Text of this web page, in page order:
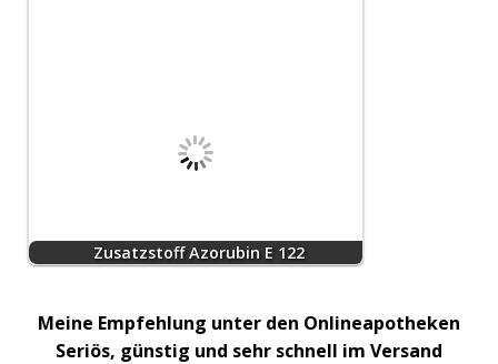
Zusatzstoff Azorubin E 122
Meine Empfehlung unter den Onlineapotheken
Seriös, günstig und sehr schnell im Versand